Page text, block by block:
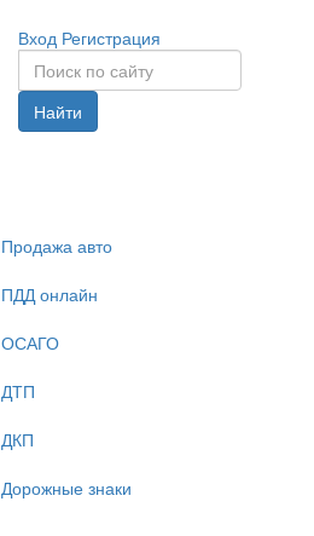
Вход Регистрация
Найти
Продажа авто
ПДД онлайн
ОСАГО
ДТП
ДКП
Дорожные знаки